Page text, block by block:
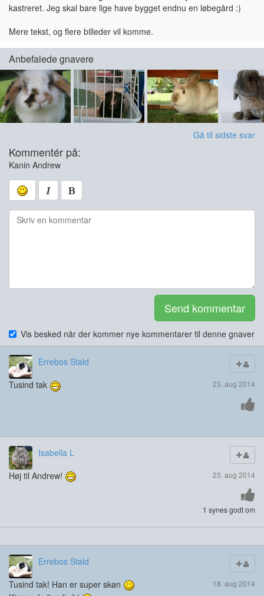
kastreret. Jeg skal bare lige have bygget endnu en løbegård :)
Mere tekst, og flere billeder vil komme.
Anbefalede gnavere
Gå til sidste svar
Kommentér på:
Kanin Andrew
Send kommentar
Vis besked når der kommer nye kommentarer til denne gnaver
Errebos Stald
23. aug 2014
Tusind tak
Isabella L
23. aug 2014
Høj til Andrew!
1 synes godt om
Errebos Stald
18. aug 2014
Tusind tak! Han er super skøn